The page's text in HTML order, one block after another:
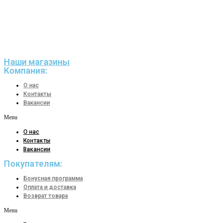
Наши магазины
Компания:
О нас
Контакты
Вакансии
Menu
О нас
Контакты
Вакансии
Покупателям:
Бонусная программа
Оплата и доставка
Возврат товара
Menu